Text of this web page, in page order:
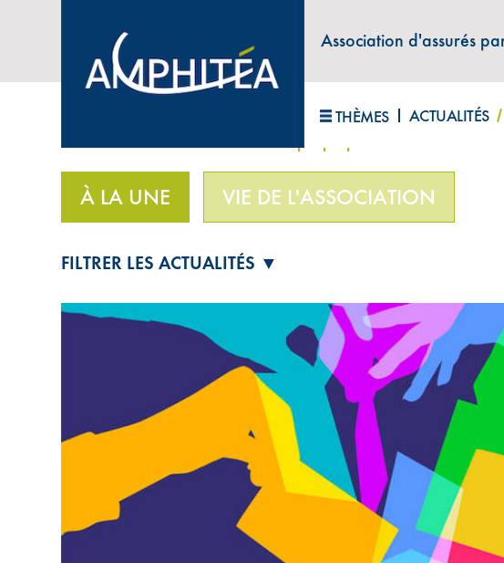
Association d'assurés
THÈMES ACTUALITÉS
ABONNEZ-VOUS À LA LETTRE D'INFORMATIONS
À LA UNE VIE DE L'ASSOCIATION
FILTRER LES ACTUALITÉS ▼